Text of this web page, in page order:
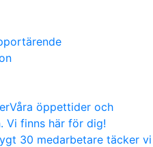
Våra öppettider och
Vi finns här för dig!
30 medarbetare täcker vi